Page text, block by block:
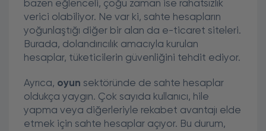
bazen eğlenceli, çoğu zaman ise rahatsızlık
verici olabiliyor. Ne var ki, sahte hesapların
yoğunlaştığı diğer bir alan da e-ticaret siteleri.
Burada, dolandırıcılık amacıyla kurulan
hesaplar, tüketicilerin güvenliğini tehdit ediyor.
Ayrıca, oyun sektöründe de sahte hesaplar
oldukça yaygın. Çok sayıda kullanıcı, hile
yapma veya diğerleriyle rekabet avantajı elde
etmek için sahte hesaplar açıyor. Bu durum,